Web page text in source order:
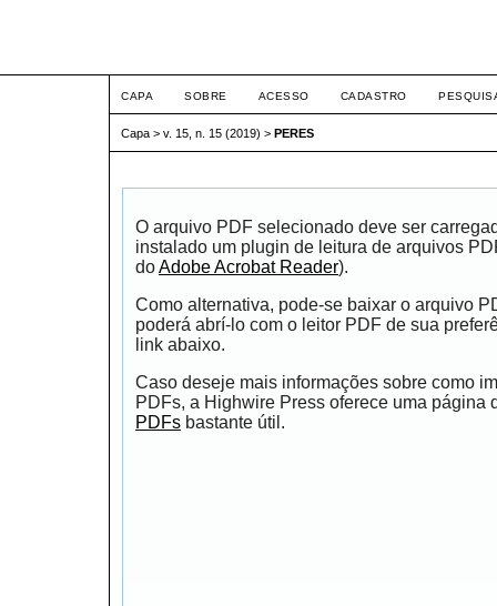
CAPA SOBRE ACESSO CADASTRO
Capa > v. 15, n. 15 (2019) > PERES
O arquivo PDF selecionado deve ser
instalado um plugin de leitura de arquivos
doAdobe Acrobat Reader).
Como alternativa, pode-se baixar o arquivo
poderá abrí-lo com o leitor PDF de sua
link abaixo.
Caso deseje mais informações sobre como
PDFs, a Highwire Press oferece uma página
PDFs bastante útil.